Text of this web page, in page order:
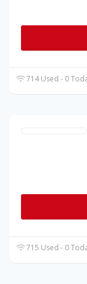
714 Used - 0
715 Used - 0